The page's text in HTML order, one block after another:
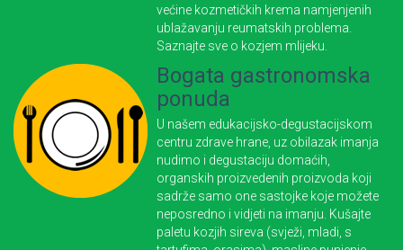
većine kozmetičkih krema namjenjenih
ublažavanju reumatskih problema.
Saznajte sve o kozjem mlijeku.
Bogata gastronomska
ponuda
U našem edukacijsko-degustacijskom
centru zdrave hrane, uz obilazak imanja
nudimo i degustaciju domaćih,
organskih proizvedenih proizvoda koji
sadrže samo one sastojke koje možete
neposredno i vidjeti na imanju. Kušajte
paletu kozjih sireva (svježi, mladi, s